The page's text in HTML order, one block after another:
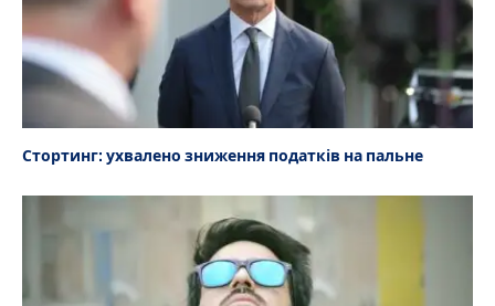
Стортинг: ухвалено зниження податків на пальне